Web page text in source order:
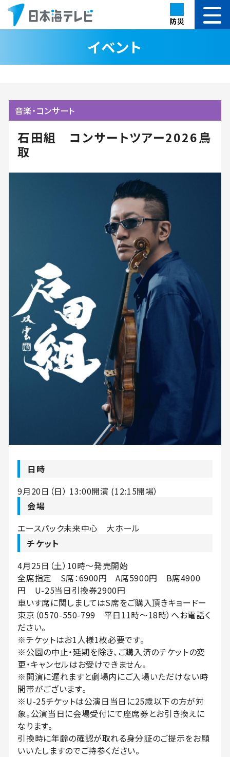
防災
イベント
音楽・コンサート
石田組 コンサートツアー2026鳥
取
日時
9月20日（日） 13:00開演 (12:15開場）
会場
エースパック未来中心 大ホール
チケット
4月25日（土）10時～発売開始
全席指定 S席：6900円 A席5900円 B席4900
円 U-25当日引換券2900円
車いす席に関しましてはS席をご購入頂きキョードー
東京（0570-550-799 平日11時〜18時）へお電話く
ださい。
※チケットはお1人様1枚必要です。
※公園の中止・延期を除き、ご購入済のチケットの変
更・キャンセルはお受けできません。
※開演に遅れますと劇場内にご入場いただけない時
間帯がございます。
※U-25チケットは公演日当日に25歳以下の方が対
象。公演当日に会場受付にて座席券とお引き換えに
なります。
引換時に年齢の確認が取れる身分証のご提示をお願
いいたしますのでご持参ください。